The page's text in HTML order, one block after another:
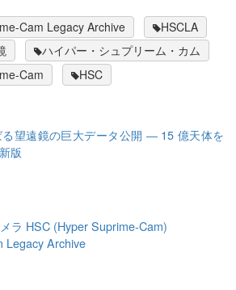
Cam Legacy Archive
HSCLA
ハイパー・シュプリーム・カム
Cam
HSC
望遠鏡の巨大データ公開 ― 15 億天体を
版
ラ HSC (Hyper Suprime-Cam)
Legacy Archive